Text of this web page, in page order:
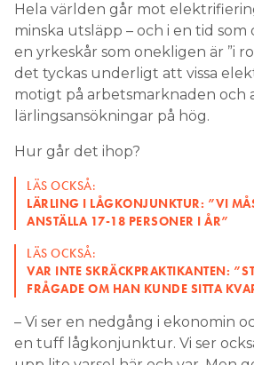
Hela världen går mot
minska utsläpp – och i en tid
en yrkeskår som onekligen är ”i
det tyckas underligt att vissa
motigt på arbetsmarknaden och
lärlingsansökningar på hög.
Hur går det ihop?
LÄS OCKSÅ:
LÄRLING I LÅGKONJUNKTUR: ”VI
ANSTÄLLA 17-18 PERSONER I ÅR”
LÄS OCKSÅ:
VAR INTE SKRÄCKPRAKTIKANTEN:
FRÅGADE OM HAN KUNDE SITTA
– Vi ser en nedgång i ekonomin
en tuff lågkonjunktur. Vi ser